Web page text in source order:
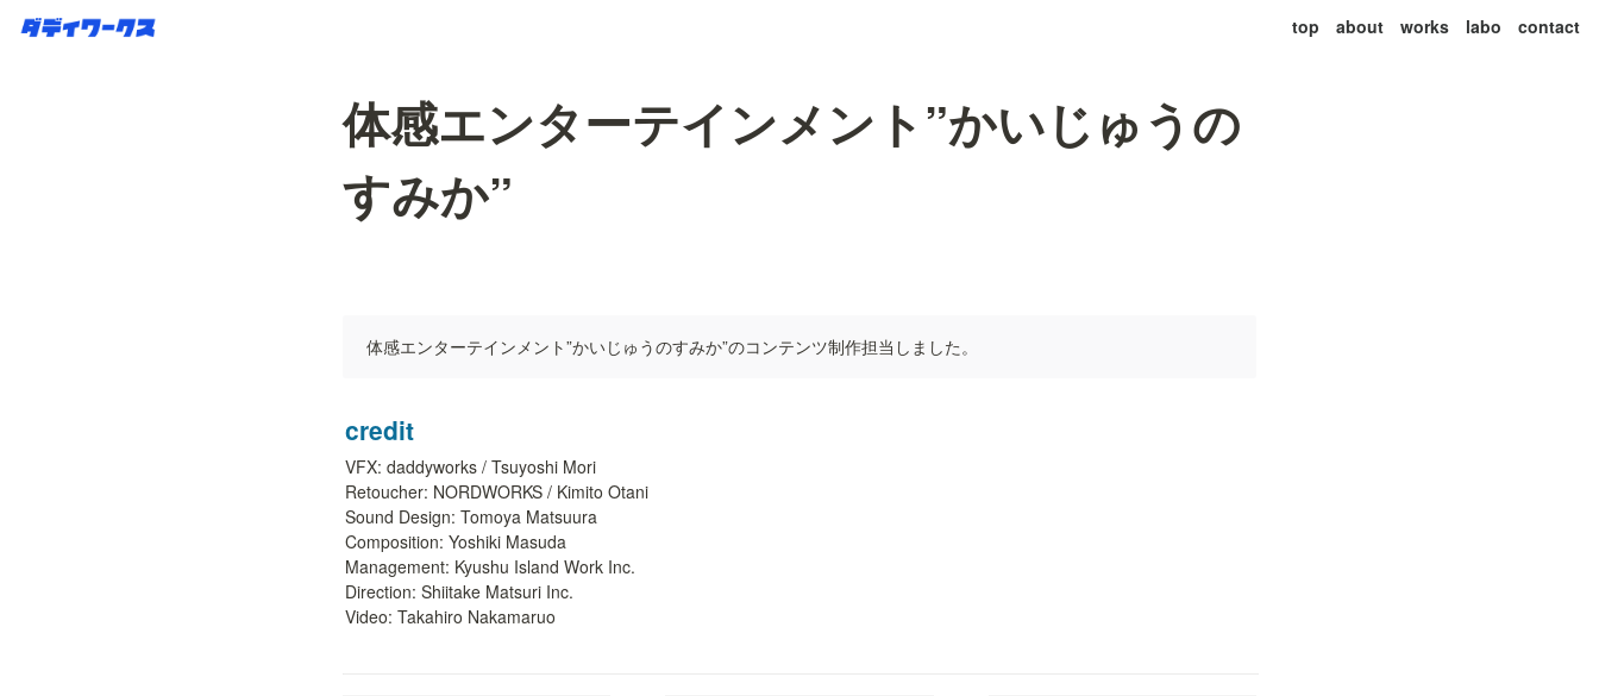
top about works labo contact
体感エンターテインメント”かいじゅうの
すみか”
体感エンターテインメント”かいじゅうのすみか”のコンテンツ制作担当しました。
credit
VFX: daddyworks / Tsuyoshi Mori
Retoucher: NORDWORKS / Kimito Otani
Sound Design: Tomoya Matsuura
Composition: Yoshiki Masuda
Management: Kyushu Island Work Inc.
Direction: Shiitake Matsuri Inc.
Video: Takahiro Nakamaruo